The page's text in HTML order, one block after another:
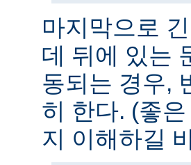
마지막으로
데 뒤에 있는
동되는 경우,
히 한다. (좋
지 이해하길